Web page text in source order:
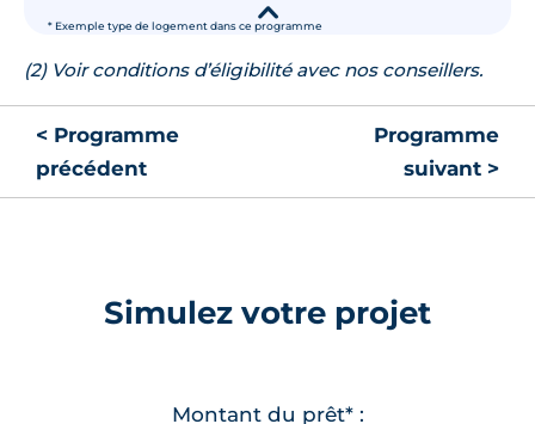
* Exemple type de logement dans ce programme
▾
(2) Voir conditions d’éligibilité avec nos conseillers.
< Programme
précédent
Programme
suivant >
Simulez votre projet
Montant du prêt* :